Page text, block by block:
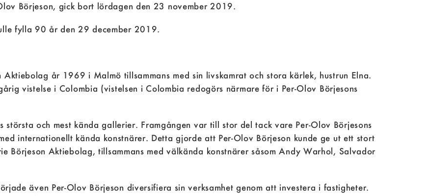
Börjeson, gick bort lördagen den 23 november 2019.
fylla 90 år den 29 december 2019.
år 1969 i Malmö tillsammans med sin livskamrat och stora kärlek, hustrun Elna.
vistelse i Colombia (vistelsen i Colombia redogörs närmare för i Per-Olov Börjesons
och mest kända gallerier. Framgången var till stor del tack vare Per-Olov Börjesons
internationellt kända konstnärer. Detta gjorde att Per-Olov Börjeson kunde ge ut ett stort
Börjeson Aktiebolag, tillsammans med välkända konstnärer såsom Andy Warhol, Salvador
även Per-Olov Börjeson diversifiera sin verksamhet genom att investera i fastigheter.